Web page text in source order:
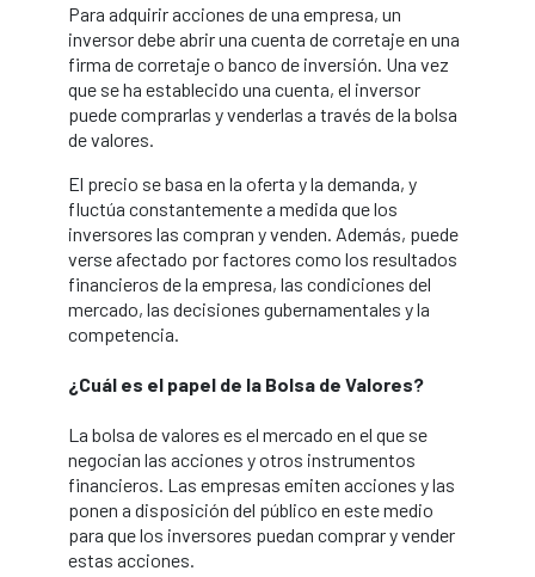
Para adquirir acciones de una empresa, un
inversor debe abrir una cuenta de corretaje en una
firma de corretaje o banco de inversión. Una vez
que se ha establecido una cuenta, el inversor
puede comprarlas y venderlas a través de la bolsa
de valores.
El precio se basa en la oferta y la demanda, y
fluctúa constantemente a medida que los
inversores las compran y venden. Además, puede
verse afectado por factores como los resultados
financieros de la empresa, las condiciones del
mercado, las decisiones gubernamentales y la
competencia.
¿Cuál es el papel de la Bolsa de Valores?
La bolsa de valores es el mercado en el que se
negocian las acciones y otros instrumentos
financieros. Las empresas emiten acciones y las
ponen a disposición del público en este medio
para que los inversores puedan comprar y vender
estas acciones.